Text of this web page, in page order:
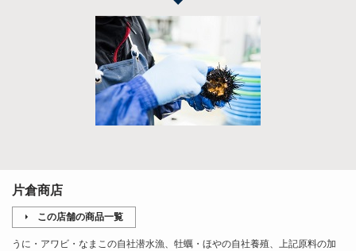
片倉商店
この店舗の商品一覧
うに・アワビ・なまこの自社潜水漁、牡蠣・ほやの自社養殖、上記原料の加